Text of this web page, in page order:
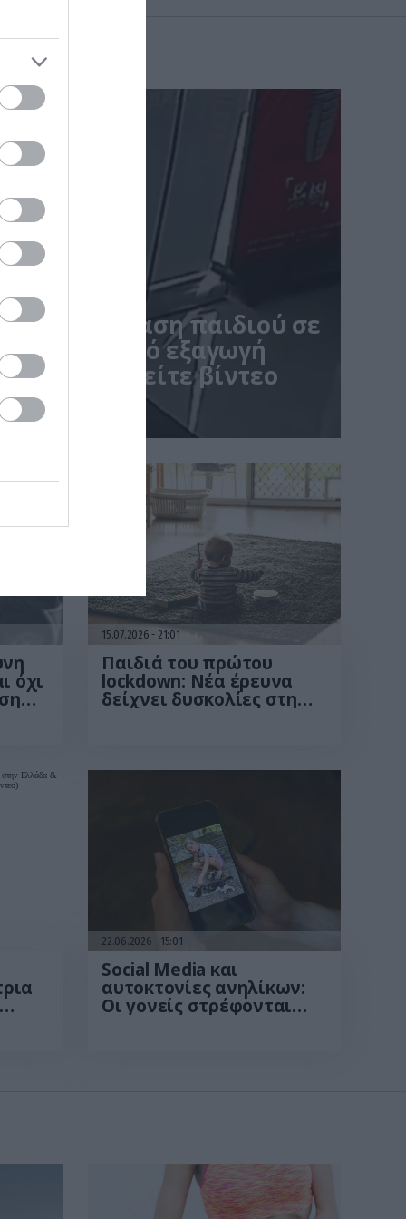
αντίδραση παιδιού σε
πριν από εξαγωγή
viral – Δείτε βίντεο
δρόμους του νοσοκομείου
όχι
15.07.2026 21:01
Παιδιά του πρώτου
lockdown: Νέα έρευνα
δείχνει δυσκολίες στη
22.06.2026 15:01
Social Media και
αυτοκτονίες ανηλίκων:
Οι γονείς στρέφονται